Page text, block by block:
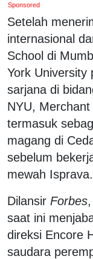
Sponsored
Setelah
internasional
School di
York University
sarjana di
NYU,
termasuk
magang di
sebelum
mewah Isprava.
Dilansir Forbes
saat ini
direksi Encore
saudara